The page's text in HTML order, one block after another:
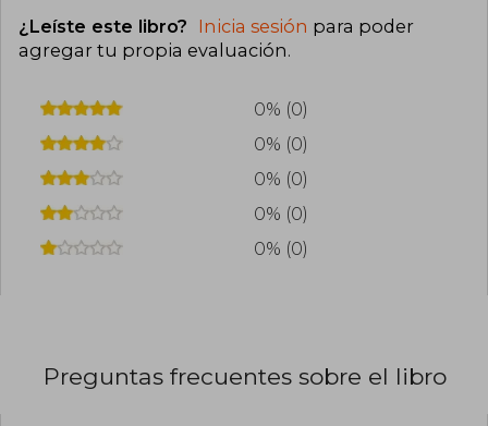
¿Leíste este libro? Inicia sesión para poder
agregar tu propia evaluación.
0% (0)
0% (0)
0% (0)
0% (0)
0% (0)
Preguntas frecuentes sobre el libro